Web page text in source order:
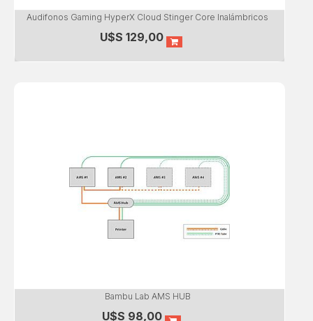
Audifonos Gaming HyperX Cloud Stinger Core Inalámbricos
U$S129,00
Bambu Lab AMS HUB
U$S 98,00